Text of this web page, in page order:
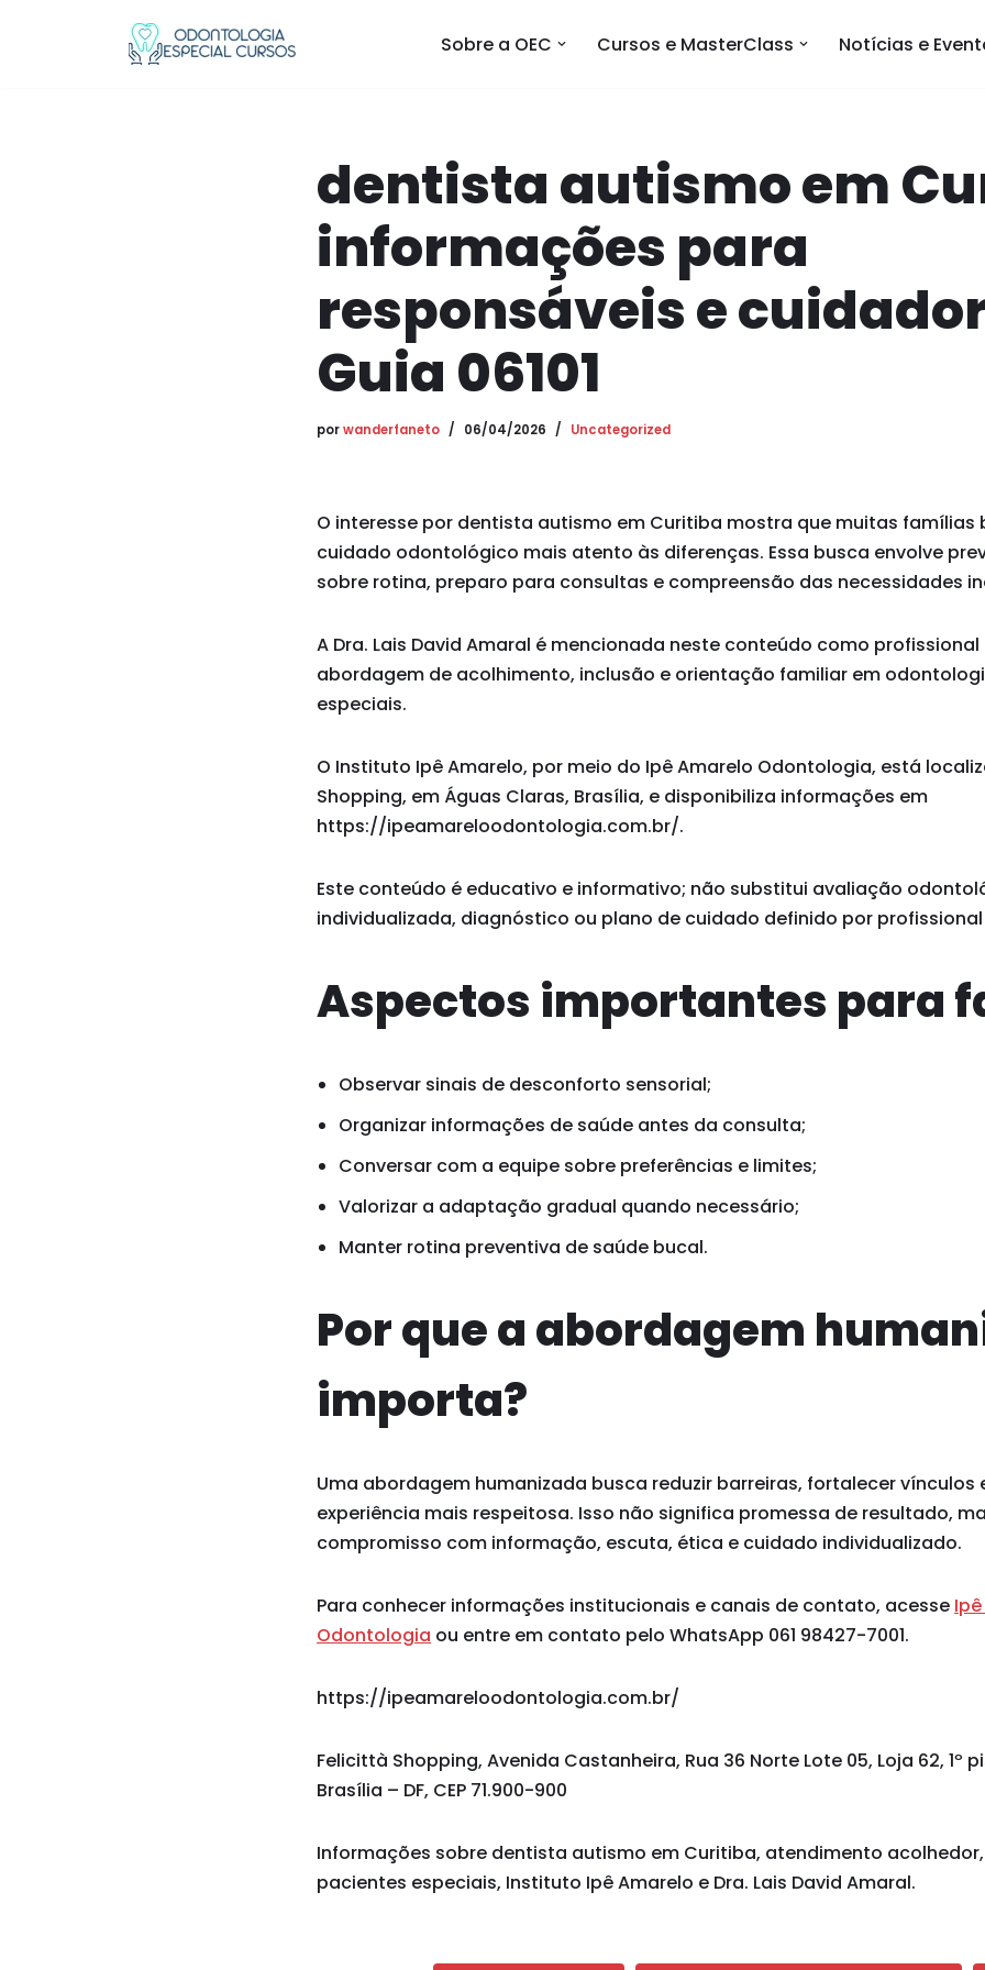
Sobre a OEC Cursos e MasterClass Notícias e
dentista autismo em
informações para
responsáveis e
Guia 06101
porwanderfaneto 06/04/2026 Uncategorized
O interesse por dentista autismo em Curitiba mostra que muitas famílias
cuidado odontológico mais atento às diferenças. Essa busca envolve
sobre rotina, preparo para consultas e compreensão das necessidades
A Dra. Lais David Amaral é mencionada neste conteúdo como
abordagem de acolhimento, inclusão e orientação familiar em
especiais.
O Instituto Ipê Amarelo, por meio do Ipê Amarelo Odontologia, está
Shopping, em Águas Claras, Brasília, e disponibiliza informações em
https://ipeamareloodontologia.com.br/.
Este conteúdo é educativo e informativo; não substitui avaliação
individualizada, diagnóstico ou plano de cuidado definido por
Aspectos importantes para
Observar sinais de desconforto sensorial;
Organizar informações de saúde antes da consulta;
Conversar com a equipe sobre preferências e limites;
Valorizar a adaptação gradual quando necessário;
Manter rotina preventiva de saúde bucal.
Por que a abordagem
importa?
Uma abordagem humanizada busca reduzir barreiras, fortalecer vínculos
experiência mais respeitosa. Isso não significa promessa de resultado,
compromisso com informação, escuta, ética e cuidado individualizado.
Para conhecer informações institucionais e canais de contato, acesse
Odontologia ou entre em contato pelo WhatsApp 061 98427-7001.
https://ipeamareloodontologia.com.br/
Felicittà Shopping, Avenida Castanheira, Rua 36 Norte Lote 05, Loja 62, 1º
Brasília – DF, CEP 71.900-900
Informações sobre dentista autismo em Curitiba, atendimento
pacientes especiais, Instituto Ipê Amarelo e Dra. Lais David Amaral.